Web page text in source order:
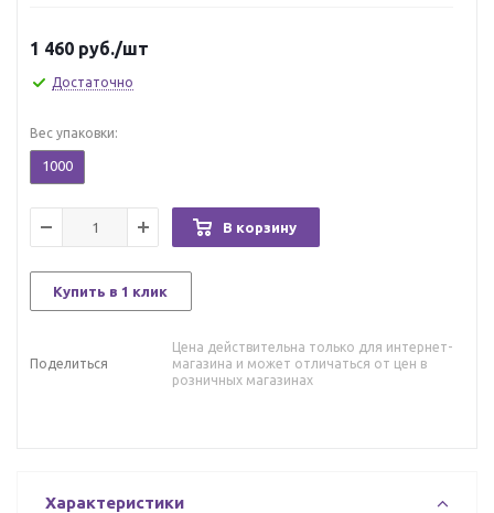
1 460 руб./шт
Достаточно
Вес упаковки:
1000
В корзину
Купить в 1 клик
Поделиться
Цена действительна только для интернет-
магазина и может отличаться от цен в
розничных магазинах
Характеристики